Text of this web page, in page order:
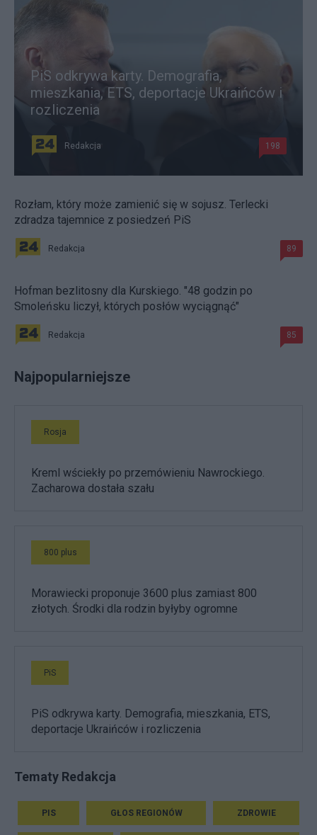
PiS odkrywa karty. Demografia,
mieszkania, ETS, deportacje Ukraińców i
rozliczenia
Redakcja 198
Rozłam, który może zamienić się w sojusz. Terlecki
zdradza tajemnice z posiedzeń PiS
Redakcja 89
Hofman bezlitosny dla Kurskiego. "48 godzin po
Smoleńsku liczył, których posłów wyciągnąć"
Redakcja 85
Najpopularniejsze
Rosja
Kreml wściekły po przemówieniu Nawrockiego.
Zacharowa dostała szału
800 plus
Morawiecki proponuje 3600 plus zamiast 800
złotych. Środki dla rodzin byłyby ogromne
PiS
PiS odkrywa karty. Demografia, mieszkania, ETS,
deportacje Ukraińców i rozliczenia
Tematy Redakcja
PIS GŁOS REGIONÓW ZDROWIE